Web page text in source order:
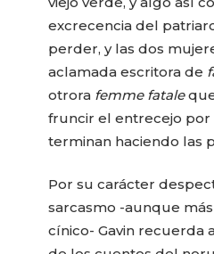
excrecencia del
perder, y las dos
aclamada escritora de
otrora femme fatale
fruncir el entrecejo por
terminan haciendo las
Por su carácter
sarcasmo -aunque
cínico- Gavin recuerda